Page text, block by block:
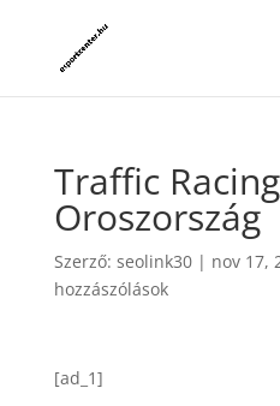
Traffic Racing
Oroszország
Szerző: seolink30| nov 17,
hozzászólások
[ad_1]